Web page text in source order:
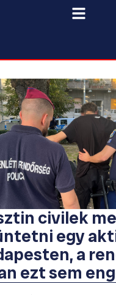
civilek
egy
a
ezt sem